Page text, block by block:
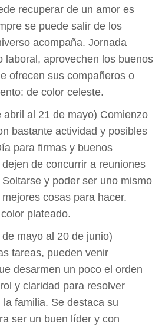
recuperar de un amor es
se puede salir de los
acompaña. Jornada
laboral, aprovechen los buenos
ofrecen sus compañeros o
de color celeste.
abril al 21 de mayo) Comienzo
bastante actividad y posibles
para firmas y buenos
de concurrir a reuniones
y poder ser uno mismo
cosas para hacer.
plateado.
de mayo al 20 de junio)
tareas, pueden venir
desarmen un poco el orden
y claridad para resolver
la familia. Se destaca su
ser un buen líder y con